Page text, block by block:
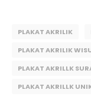
PLAKAT AKRILIK
PLAKAT AKRILIK
PLAKAT AKRILLK
PLAKAT AKRILLK